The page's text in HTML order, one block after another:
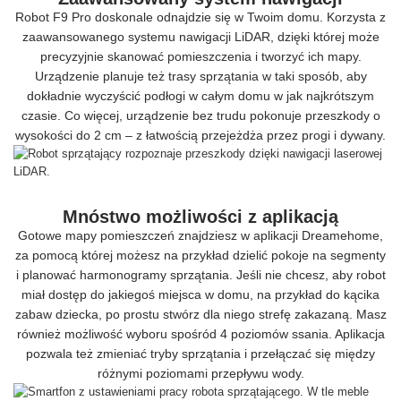
Robot F9 Pro doskonale odnajdzie się w Twoim domu. Korzysta z
zaawansowanego systemu nawigacji LiDAR, dzięki której może
precyzyjnie skanować pomieszczenia i tworzyć ich mapy.
Urządzenie planuje też trasy sprzątania w taki sposób, aby
dokładnie wyczyścić podłogi w całym domu w jak najkrótszym
czasie. Co więcej, urządzenie bez trudu pokonuje przeszkody o
wysokości do 2 cm – z łatwością przejeżdża przez progi i dywany.
Mnóstwo możliwości z aplikacją
Gotowe mapy pomieszczeń znajdziesz w aplikacji Dreamehome,
za pomocą której możesz na przykład dzielić pokoje na segmenty
i planować harmonogramy sprzątania. Jeśli nie chcesz, aby robot
miał dostęp do jakiegoś miejsca w domu, na przykład do kącika
zabaw dziecka, po prostu stwórz dla niego strefę zakazaną. Masz
również możliwość wyboru spośród 4 poziomów ssania. Aplikacja
pozwala też zmieniać tryby sprzątania i przełączać się między
różnymi poziomami przepływu wody.